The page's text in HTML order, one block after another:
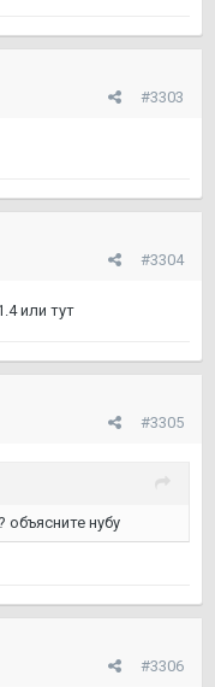
#3303
#3304
или тут
#3305
нубу
#3306